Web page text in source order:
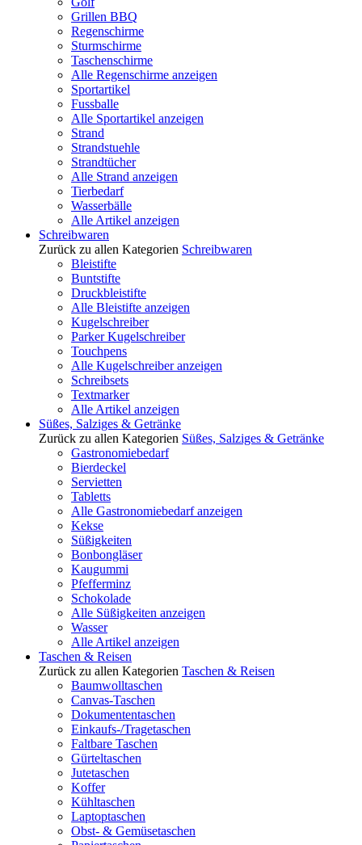
Grillen BBQ
Regenschirme
Sturmschirme
Taschenschirme
Alle Regenschirme anzeigen
Sportartikel
Fussballe
Alle Sportartikel anzeigen
Strand
Strandstuehle
Strandtücher
Alle Strand anzeigen
Tierbedarf
Wasserbälle
Alle Artikel anzeigen
Schreibwaren
Zurück zu allen Kategorien Schreibwaren
Bleistifte
Buntstifte
Druckbleistifte
Alle Bleistifte anzeigen
Kugelschreiber
Parker Kugelschreiber
Touchpens
Alle Kugelschreiber anzeigen
Schreibsets
Textmarker
Alle Artikel anzeigen
Süßes, Salziges & Getränke
Zurück zu allen Kategorien Süßes, Salziges & Getränke
Gastronomiebedarf
Bierdeckel
Servietten
Tabletts
Alle Gastronomiebedarf anzeigen
Kekse
Süßigkeiten
Bonbongläser
Kaugummi
Pfefferminz
Schokolade
Alle Süßigkeiten anzeigen
Wasser
Alle Artikel anzeigen
Taschen & Reisen
Zurück zu allen Kategorien Taschen & Reisen
Baumwolltaschen
Canvas-Taschen
Dokumententaschen
Einkaufs-/Tragetaschen
Faltbare Taschen
Gürteltaschen
Jutetaschen
Koffer
Kühltaschen
Laptoptaschen
Obst- & Gemüsetaschen